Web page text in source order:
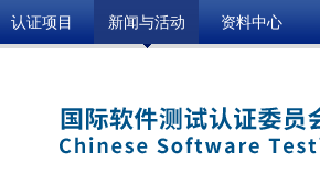
认证项目 新闻与活动 资料中心